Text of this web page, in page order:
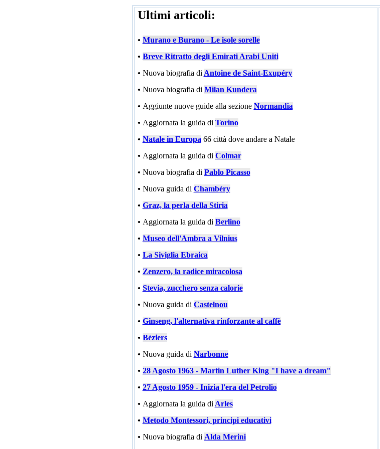
Ultimi articoli:
• Murano e Burano - Le isole sorelle
• Breve Ritratto degli Emirati Arabi Uniti
• Nuova biografia di Antoine de Saint-Exupéry
• Nuova biografia di Milan Kundera
• Aggiunte nuove guide alla sezione Normandia
• Aggiornata la guida di Torino
• Natale in Europa 66 città dove andare a Natale
• Aggiornata la guida di Colmar
• Nuova biografia di Pablo Picasso
• Nuova guida di Chambéry
• Graz, la perla della Stiria
• Aggiornata la guida di Berlino
• Museo dell'Ambra a Vilnius
• La Siviglia Ebraica
• Zenzero, la radice miracolosa
• Stevia, zucchero senza calorie
• Nuova guida di Castelnou
• Ginseng, l'alternativa rinforzante al caffè
• Béziers
• Nuova guida di Narbonne
• 28 Agosto 1963 - Martin Luther King "I have a dream"
• 27 Agosto 1959 - Inizia l'era del Petrolio
• Aggiornata la guida di Arles
• Metodo Montessori, principi educativi
• Nuova biografia di Alda Merini